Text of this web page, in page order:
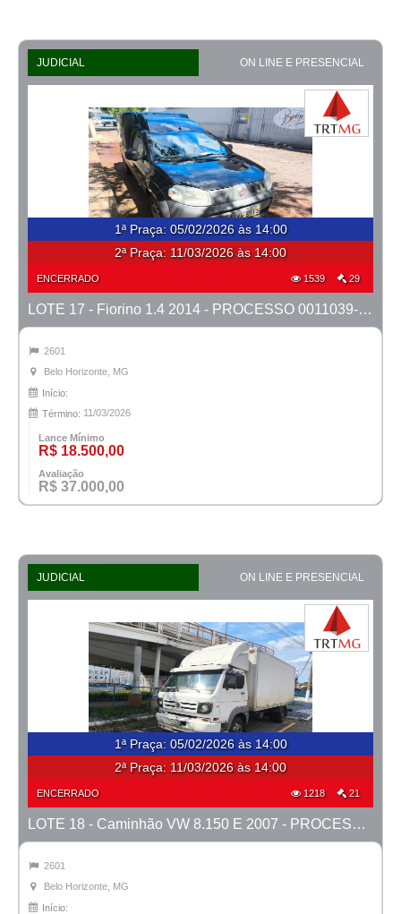
JUDICIAL ON LINE E PRESENCIAL
1ª Praça: 05/02/2026 às 14:00
2ª Praça: 11/03/2026 às 14:00
ENCERRADO 1539 29
LOTE 17 - Fiorino 1.4 2014 - PROCESSO 0011039-27.2023-42ª BH
2601
Belo Horizonte, MG
Início:
Término: 11/03/2026
Lance Mínimo
R$ 18.500,00
Avaliação
R$ 37.000,00
JUDICIAL ON LINE E PRESENCIAL
1ª Praça: 05/02/2026 às 14:00
2ª Praça: 11/03/2026 às 14:00
ENCERRADO 1218 21
LOTE 18 - Caminhão VW 8.150 E 2007 - PROCESSO 0011039-27.2023-42ª BH
2601
Belo Horizonte, MG
Início: